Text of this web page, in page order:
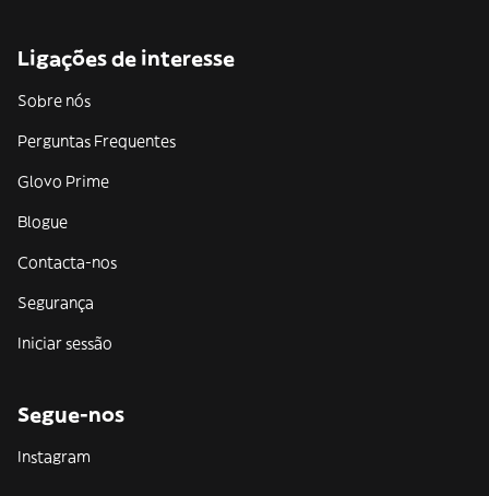
Ligações de interesse
Sobre nós
Perguntas Frequentes
Glovo Prime
Blogue
Contacta-nos
Segurança
Iniciar sessão
Segue-nos
Instagram